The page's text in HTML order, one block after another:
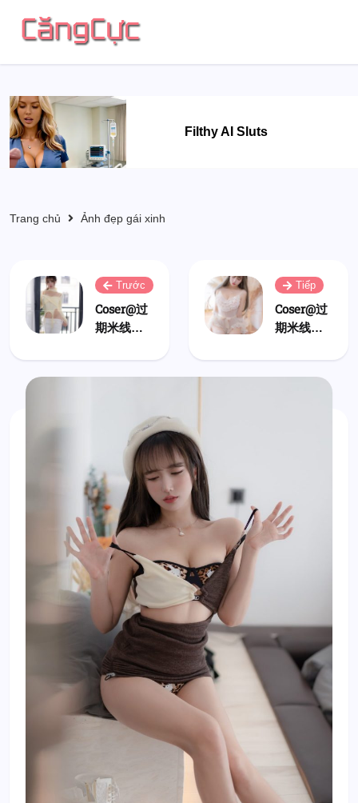
Filthy AI Sluts
Trang chủ Ảnh đẹp gái xinh
Trước
Coser@过
期米线线
强制瑟瑟
Tiếp
Coser@过
期米线线
凡尔赛公